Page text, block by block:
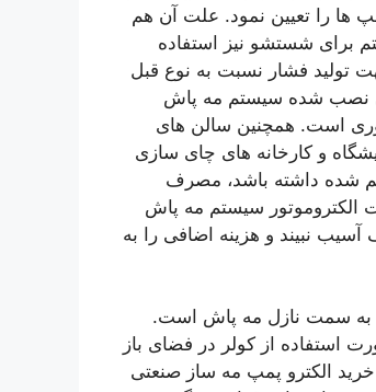
ها را تعیین نمود. علت آن هم
برای شستشو نیز استفاده
تولید فشار نسبت به نوع قبل
نصب شده سیستم مه پاش
است. همچنین سالن های
و کارخانه های چای سازی
شده داشته باشد، مصرف
سیستم مه پاش
نبیند و هزینه اضافی را به
به سمت نازل مه پاش است.
استفاده از کولر در فضای باز
الکترو پمپ مه ساز صنعتی